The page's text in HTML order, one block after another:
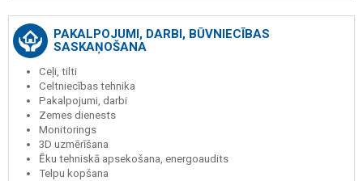
PAKALPOJUMI, DARBI, BŪVNIECĪBAS
SASKAŅOŠANA
Ceļi, tilti
Celtniecības tehnika
Pakalpojumi, darbi
Zemes dienests
Monitorings
3D uzmērīšana
Ēku tehniskā apsekošana, energoaudits
Telpu kopšana